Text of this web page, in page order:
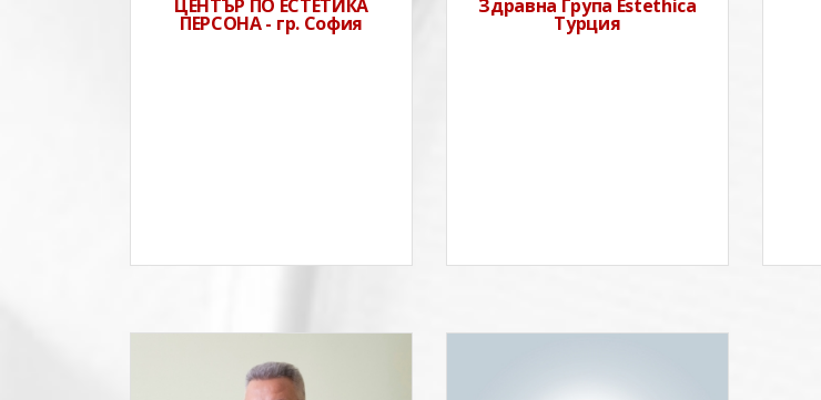
ЦЕНТЪР ПО ЕСТЕТИКА
ПЕРСОНА - гр. София
Здравна Група Estethica
Турция